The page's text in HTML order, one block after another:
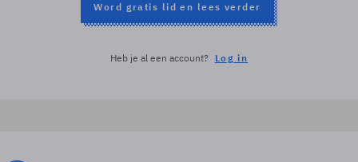
Word gratis lid en lees verder
Heb je al een account? Log in